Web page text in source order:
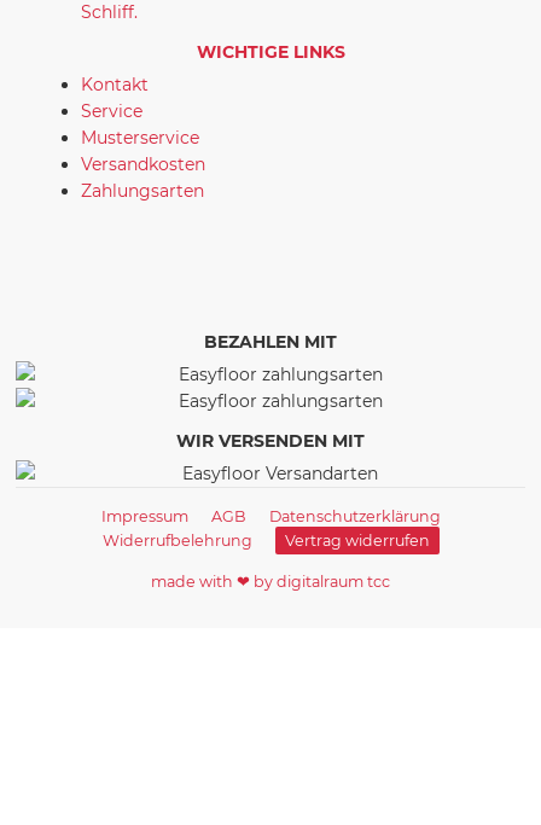
Schliff.
WICHTIGE LINKS
Kontakt
Service
Musterservice
Versandkosten
Zahlungsarten
BEZAHLEN MIT
WIR VERSENDEN MIT
Impressum AGB
Datenschutzerklärung
Widerrufbelehrung
Vertrag widerrufen
made with ❤ by digitalraum tcc